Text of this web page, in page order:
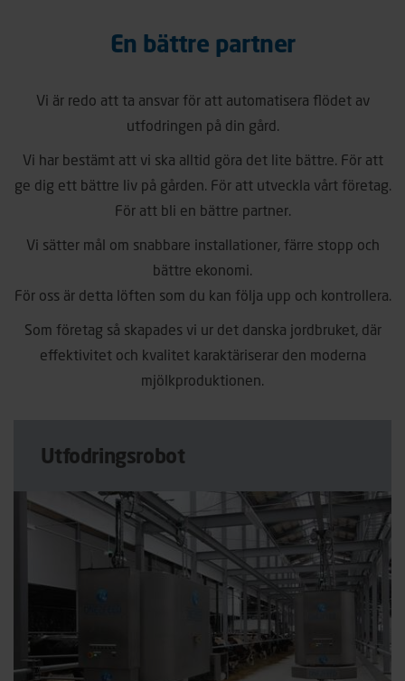
En bättre partner
Vi är redo att ta ansvar för att automatisera flödet av
utfodringen på din gård.
Vi har bestämt att vi ska alltid göra det lite bättre. För att
ge dig ett bättre liv på gården. För att utveckla vårt företag.
För att bli en bättre partner.
Vi sätter mål om snabbare installationer, färre stopp och
bättre ekonomi.
För oss är detta löften som du kan följa upp och kontrollera.
Som företag så skapades vi ur det danska jordbruket, där
effektivitet och kvalitet karaktäriserar den moderna
mjölkproduktionen.
Utfodringsrobot